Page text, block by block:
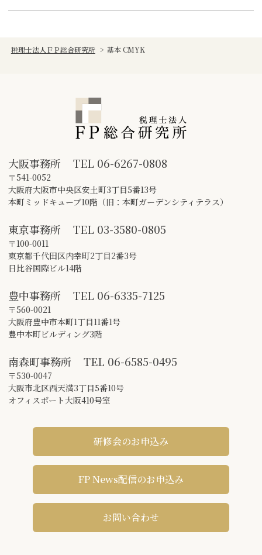
税理士法人ＦＰ総合研究所 > 基本 CMYK
大阪事務所 TEL 06-6267-0808
〒541-0052
大阪府大阪市中央区安土町3丁目5番13号
本町ミッドキューブ10階（旧：本町ガーデンシティテラス）
東京事務所 TEL 03-3580-0805
〒100-0011
東京都千代田区内幸町2丁目2番3号
日比谷国際ビル14階
豊中事務所 TEL 06-6335-7125
〒560-0021
大阪府豊中市本町1丁目11番1号
豊中本町ビルディング3階
南森町事務所 TEL 06-6585-0495
〒530-0047
大阪市北区西天満3丁目5番10号
オフィスポート大阪410号室
研修会のお申込み
FP News配信のお申込み
お問い合わせ